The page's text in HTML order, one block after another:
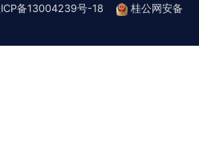
备13004239号-18
桂公网安备